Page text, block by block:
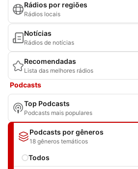
Rádios por regiões
Rádios locais
Notícias
Rádios de notícias
Recomendadas
Lista das melhores rádios
Podcasts
Top Podcasts
Podcasts mais populares
Podcasts por gêneros
18 gêneros temáticos
Todos